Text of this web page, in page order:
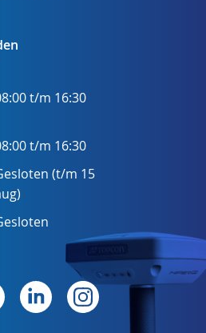
t/m 16:30
t/m 16:30
(t/m 15